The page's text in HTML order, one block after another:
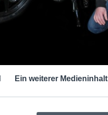
Ein weiterer Medieninhalt